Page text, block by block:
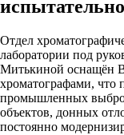
Отдел
лаборатории под
Митькиной
хроматографами, что
промышленных
объектов, донныx
постоянно